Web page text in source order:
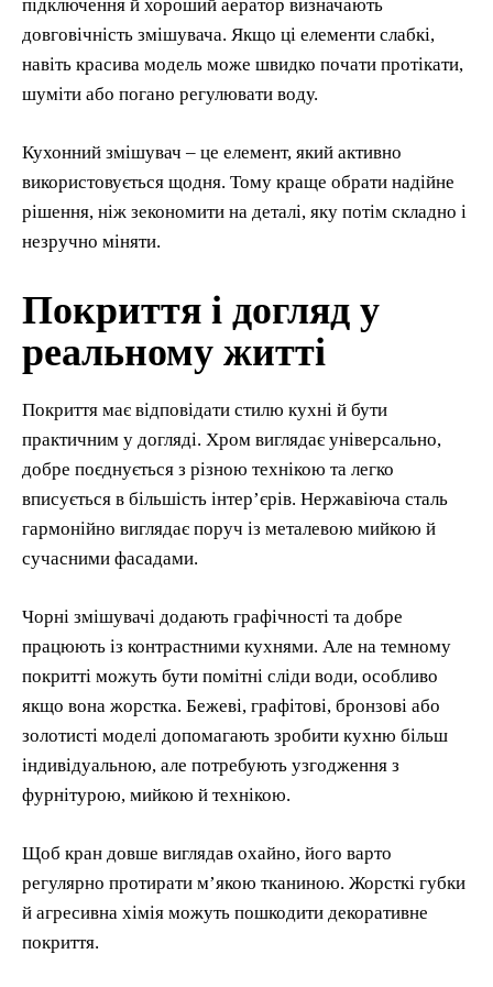
підключення й хороший аератор визначають
довговічність змішувача. Якщо ці елементи слабкі,
навіть красива модель може швидко почати протікати,
шуміти або погано регулювати воду.
Кухонний змішувач – це елемент, який активно
використовується щодня. Тому краще обрати надійне
рішення, ніж зекономити на деталі, яку потім складно і
незручно міняти.
Покриття і догляд у
реальному житті
Покриття має відповідати стилю кухні й бути
практичним у догляді. Хром виглядає універсально,
добре поєднується з різною технікою та легко
вписується в більшість інтер’єрів. Нержавіюча сталь
гармонійно виглядає поруч із металевою мийкою й
сучасними фасадами.
Чорні змішувачі додають графічності та добре
працюють із контрастними кухнями. Але на темному
покритті можуть бути помітні сліди води, особливо
якщо вона жорстка. Бежеві, графітові, бронзові або
золотисті моделі допомагають зробити кухню більш
індивідуальною, але потребують узгодження з
фурнітурою, мийкою й технікою.
Щоб кран довше виглядав охайно, його варто
регулярно протирати м’якою тканиною. Жорсткі губки
й агресивна хімія можуть пошкодити декоративне
покриття.